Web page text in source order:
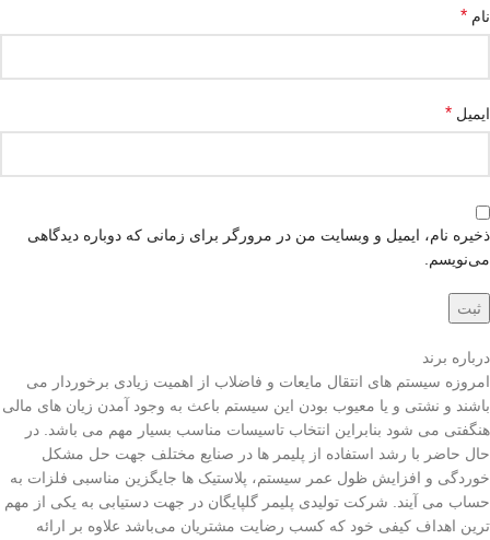
نام *
ایمیل *
ذخیره نام، ایمیل و وبسایت من در مرورگر برای زمانی که دوباره دیدگاهی
می‌نویسم.
درباره برند
امروزه سیستم های انتقال مایعات و فاضلاب از اهمیت زیادی برخوردار می
باشند و نشتی و یا معیوب بودن این سیستم باعث به وجود آمدن زیان های مالی
هنگفتی می شود بنابراین انتخاب تاسیسات مناسب بسیار مهم می باشد. در
حال حاضر با رشد استفاده از پلیمر ها در صنایع مختلف جهت حل مشکل
خوردگی و افزایش ظول عمر سیستم، پلاستیک ها جایگزین مناسبی فلزات به
حساب می آیند. شرکت تولیدی پلیمر گلپایگان در جهت دستیابی به یکی از مهم
ترین اهداف کیفی خود که کسب رضایت مشتریان می‌باشد علاوه بر ارائه